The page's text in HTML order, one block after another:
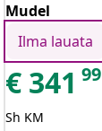
Mudel
Ilma lauata
€ 341 99
Sh KM